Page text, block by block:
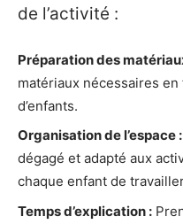
de l’activité :
Préparation des
matériaux nécessaires en
d’enfants.
Organisation de l’espace :
dégagé et adapté aux
chaque enfant de
Temps d’explication :